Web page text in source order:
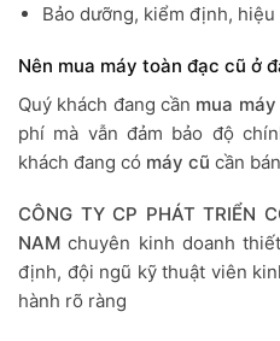
Bảo dưỡng, kiểm định,
Nên mua máy toàn đạc cũ ở
Quý khách đang cần mua
phí mà vẫn đảm bảo độ
khách đang có máy cũ cần
CÔNG TY CP PHÁT TRIỂN
NAMchuyên kinh doanh
định, đội ngũ kỹ thuật viên
hành rõ ràng